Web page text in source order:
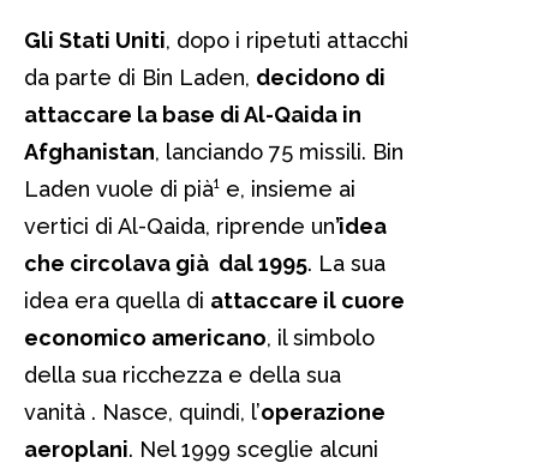
Gli Stati Uniti, dopo i ripetuti attacchi
da parte di Bin Laden, decidono di
attaccare la base di Al-Qaida in
Afghanistan, lanciando 75 missili. Bin
Laden vuole di pià¹ e, insieme ai
vertici di Al-Qaida, riprende un’idea
che circolava già dal 1995. La sua
idea era quella di attaccare il cuore
economico americano, il simbolo
della sua ricchezza e della sua
vanità . Nasce, quindi, l’operazione
aeroplani. Nel 1999 sceglie alcuni